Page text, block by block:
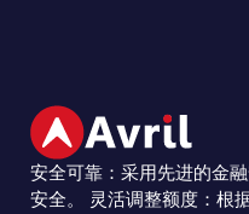
安全可靠：采用先进的金
安全。 灵活调整额度：根